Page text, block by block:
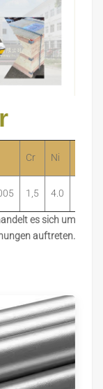
Cr Ni
1,5 4.0
es sich um
auftreten.